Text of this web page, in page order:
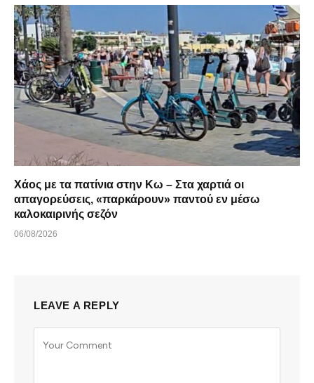
Χάος με τα πατίνια στην Κω – Στα χαρτιά οι
απαγορεύσεις, «παρκάρουν» παντού εν μέσω
καλοκαιρινής σεζόν
06/08/2026
LEAVE A REPLY